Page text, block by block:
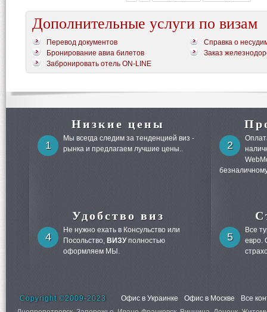
Дополнительные услуги по визам
Перевод документов
Справка о
Бронирование авиа билетов
Заказ
Забронировать отель ON-LINE
Низкие цены
1
Мы всегда следим за тенденцией виз -
рынка и предлагаем лучшие цены..
2
Удобство виз
4
Не нужно ехать в Консульство или
Посольство, ВИЗУполностью
оформляем МЫ.
5
Все
евро.
Copyright ©2009-2023 Офис в Украинке Офис в Москве
Все